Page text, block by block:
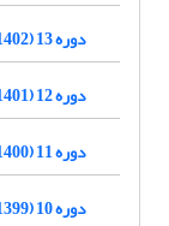
دوره 13 (1402)
دوره 12 (1401)
دوره 11 (1400)
دوره 10 (1399)